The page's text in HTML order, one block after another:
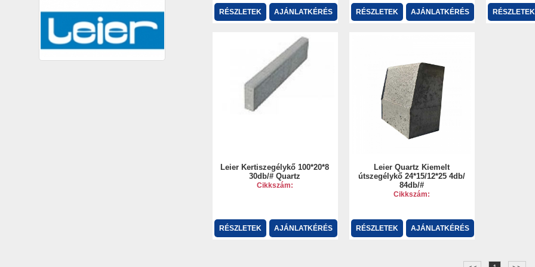
RÉSZLETEK AJÁNLATKÉRÉS RÉSZLETEK AJÁNLATKÉRÉS RÉSZLETEK
Leier Kertiszegélykő 100*20*8
30db/# Quartz
Cikkszám:
RÉSZLETEK AJÁNLATKÉRÉS
Leier Quartz Kiemelt
útszegélykő 24*15/12*25 4db/
84db/#
Cikkszám:
RÉSZLETEK AJÁNLATKÉRÉS